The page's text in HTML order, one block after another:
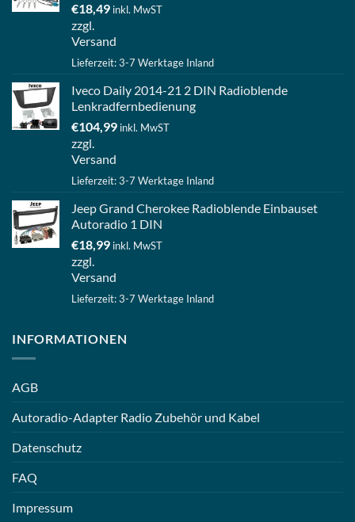
€18,49 inkl. MwST
zzgl.
Versand
Lieferzeit: 3-7 Werktage Inland
Iveco Daily 2014-21 2 DIN Radioblende
Lenkradfernbedienung
€104,99 inkl. MwST
zzgl.
Versand
Lieferzeit: 3-7 Werktage Inland
Jeep Grand Cherokee Radioblende Einbauset
Autoradio 1 DIN
€18,99 inkl. MwST
zzgl.
Versand
Lieferzeit: 3-7 Werktage Inland
INFORMATIONEN
AGB
Autoradio-Adapter Radio Zubehör und Kabel
Datenschutz
FAQ
Impressum